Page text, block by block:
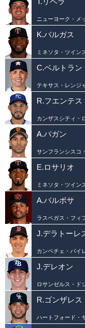
ニューヨーク・メ
K.バルガス
ミネソタ・ツイン
C.ベルトラン
テキサス・レンジ
R.フエンテス
カンザスシティ・
A.パガン
サンフランシスコ
E.ロサリオ
ミネソタ・ツイン
A.バルボサ
ラスベガス・フィ
J.デラトーレ
カンペチェ・パイ
J.デレオン
ロサンゼルス・ド
R.ゴンザレス
ハートフォード・